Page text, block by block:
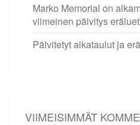
Marko Memorial on
viimeinen päivitys
Päivitetyt aikataulut ja
VIIMEISIMMÄT